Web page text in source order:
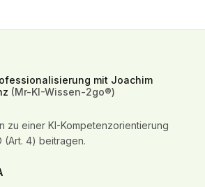
mit Joachim
(Mr-KI-Wissen-2go®)
zu einer KI-Kompetenzorientierung
(Art. 4) beitragen.